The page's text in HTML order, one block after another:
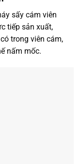
sấy cám viên
tiếp sản xuất,
trong viên cám,
nấm mốc.